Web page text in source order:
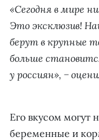
«Сегодня в мире
Это эксклюзив!
берут в крупные
больше
у россиян», −
Его вкусом могут
беременные и